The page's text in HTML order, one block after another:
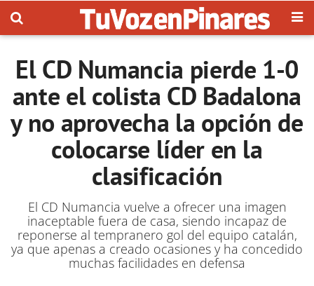
El CD Numancia pierde 1-0
ante el colista CD Badalona
y no aprovecha la opción de
colocarse líder en la
clasificación
El CD Numancia vuelve a ofrecer una imagen
inaceptable fuera de casa, siendo incapaz de
reponerse al tempranero gol del equipo catalán,
ya que apenas a creado ocasiones y ha concedido
muchas facilidades en defensa